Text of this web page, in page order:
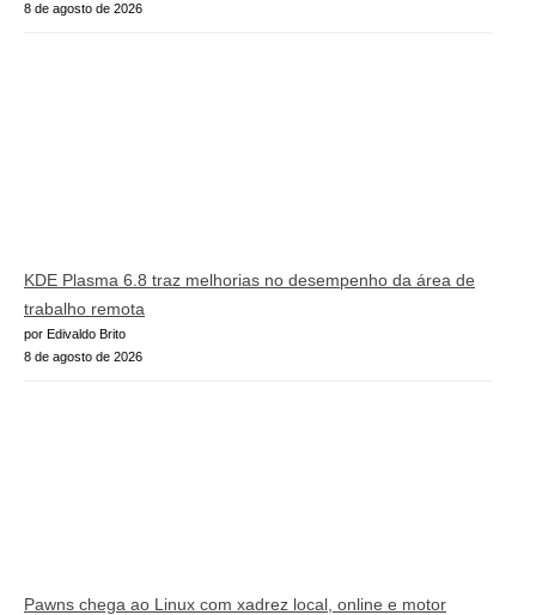
8 de agosto de 2026
KDE Plasma 6.8 traz melhorias no desempenho da área de
trabalho remota
por Edivaldo Brito
8 de agosto de 2026
Pawns chega ao Linux com xadrez local, online e motor